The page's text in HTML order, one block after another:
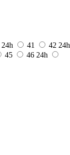
24h 41 42 24h
45 46 24h